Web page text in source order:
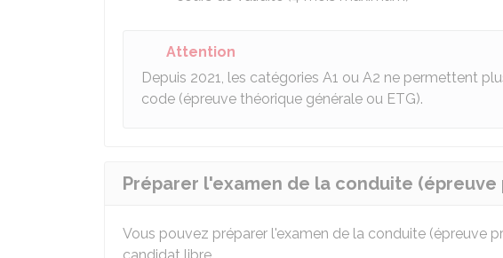
Attention
Depuis 2021, les catégories A1 ou A2 ne permettent
code (épreuve théorique générale ou ETG).
Préparer l'examen de la conduite (épreuve
Vous pouvez préparer l'examen de la conduite (épreuve